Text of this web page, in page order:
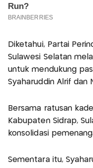
Diketahui, Partai
Sulawesi Selatan
untuk mendukung
Syaharuddin Alrif dan
Bersama ratusan
Kabupaten Sidrap,
konsolidasi
Sementara itu,